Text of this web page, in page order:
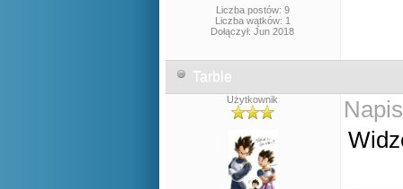
Liczba postów: 9
Liczba wątków: 1
Dołączył: Jun 2018
Tarble
Użytkownik